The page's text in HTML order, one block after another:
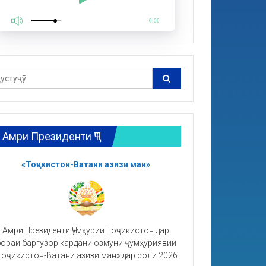
0:00
Амри Президенти ҶТ
«Тоҷикистон-Ватани азизи ман»
Амри Президенти Ҷумҳурии Тоҷикистон дар
баргузор кардани озмуни ҷумҳуриявии
Ватани азизи ман» дар соли 2026.